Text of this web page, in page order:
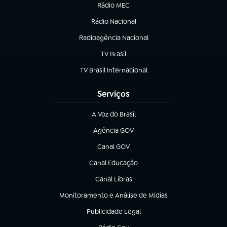
Rádio MEC
(abre em nova aba)
Rádio Nacional
Radioagência Nacional
(abre em nova aba)
TV Brasil
(abre em nova aba)
TV Brasil Internacional
(abre em nova aba)
Serviços
A Voz do Brasil
(abre em nova aba)
Agência GOV
(abre em nova aba)
Canal GOV
(abre em nova aba)
Canal Educação
(abre em nova aba)
Canal Libras
(abre em nova aba)
Monitoramento e Análise de Mídias
(abre em nova aba)
Publicidade Legal
(abre em nova aba)